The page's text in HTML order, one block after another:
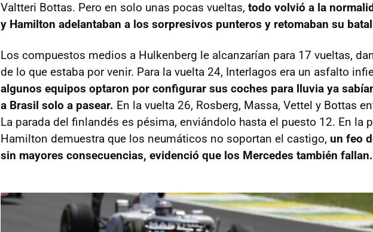
Valtteri Bottas. Pero en solo unas pocas vueltas, todo volvió a la
y Hamilton adelantaban a los sorpresivos punteros y retomaban su
Los compuestos medios a Hulkenberg le alcanzarían para 17 vueltas,
de lo que estaba por venir. Para la vuelta 24, Interlagos era un asfalto
algunos equipos optaron por configurar sus coches para lluvia ya
a Brasil solo a pasear. En la vuelta 26, Rosberg, Massa, Vettel y Bottas
La parada del finlandés es pésima, enviándolo hasta el puesto 12. En la
Hamilton demuestra que los neumáticos no soportan el castigo, un feo
sin mayores consecuencias, evidenció que los Mercedes también fallan.